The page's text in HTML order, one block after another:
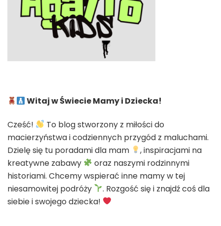
Witaj w Świecie Mamy i Dziecka!
Cześć!
To blog stworzony z miłości do
macierzyństwa i codziennych przygód z maluchami.
Dzielę się tu poradami dla mam
, inspiracjami na
kreatywne zabawy
oraz naszymi rodzinnymi
historiami. Chcemy wspierać inne mamy w tej
niesamowitej podróży
. Rozgość się i znajdź coś dla
siebie i swojego dziecka!